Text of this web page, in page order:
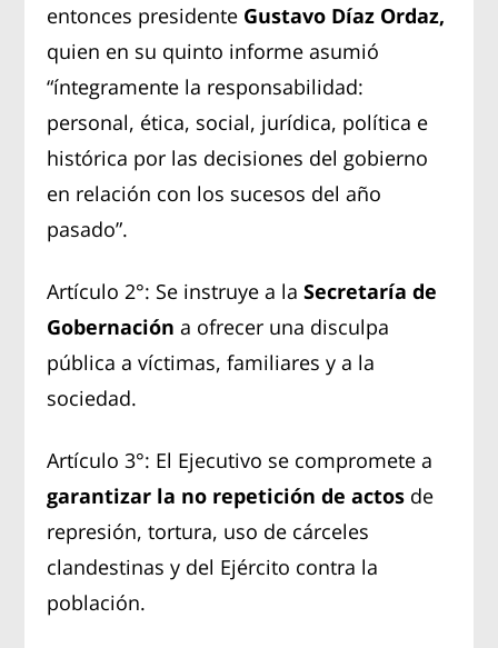
entonces presidente Gustavo Díaz Ordaz,
quien en su quinto informe asumió
“íntegramente la responsabilidad:
personal, ética, social, jurídica, política e
histórica por las decisiones del gobierno
en relación con los sucesos del año
pasado”.
Artículo 2°: Se instruye a la Secretaría de
Gobernación a ofrecer una disculpa
pública a víctimas, familiares y a la
sociedad.
Artículo 3°: El Ejecutivo se compromete a
garantizar la no repetición de actos de
represión, tortura, uso de cárceles
clandestinas y del Ejército contra la
población.